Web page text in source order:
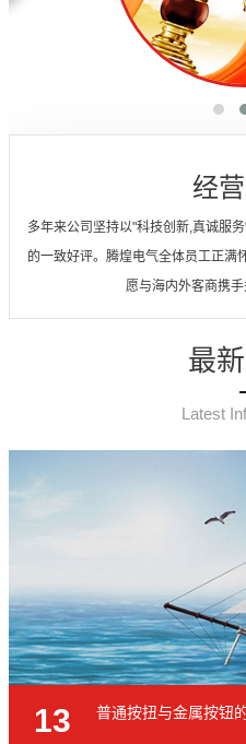
经
多年来公司坚持以"科技创新,真诚服
的一致好评。腾煌电气全体员工正满
愿与海内外客商携手
最
Latest
13 普通按扭与金属按钮